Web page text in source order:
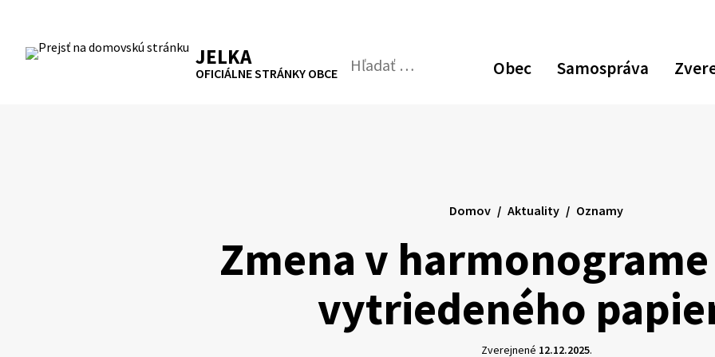
obsah
RSS Mapa Tlačiť
JELKA
OFICIÁLNE STRÁNKY OBCE Obec Samospráva
Hľadať:
Odoslať
Zmena v
vytriedeného
Domov Aktuality Oznamy
Zverejnené 12.12.2025.